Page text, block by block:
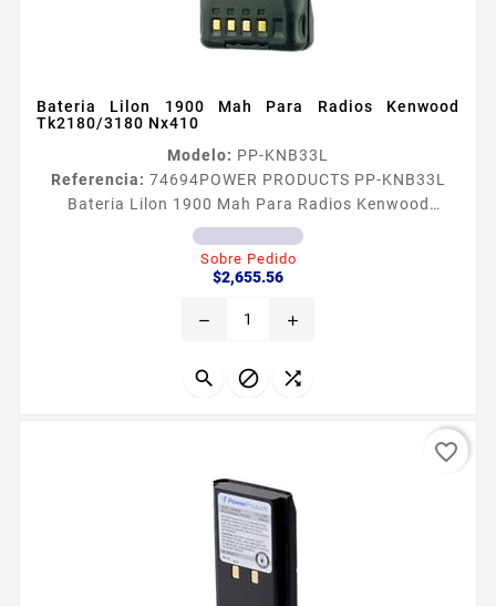
Bateria Lilon 1900 Mah Para Radios Kenwood
Tk2180/3180 Nx410
Modelo: PP-KNB33L
Referencia: 74694POWER PRODUCTS PP-KNB33L
Bateria Lilon 1900 Mah Para Radios Kenwood
Tk2180/3180 Nx410 Batería Lilon 1900 mAh para
radios Kenwood TK21803180 NX410 Son fabricadas
con los más rigurosos controles de calidad Pista
seguras Celdas japonesas adheridas con epóxido
fuertes de ABS puro sin reciclaje y...
Sobre Pedido
$2,655.56Precio
remove add
  
favorite_border